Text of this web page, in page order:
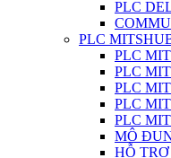
PLC
PLC
PLC
PLC
PLC
PLC
PLC
MÔ
HỖ